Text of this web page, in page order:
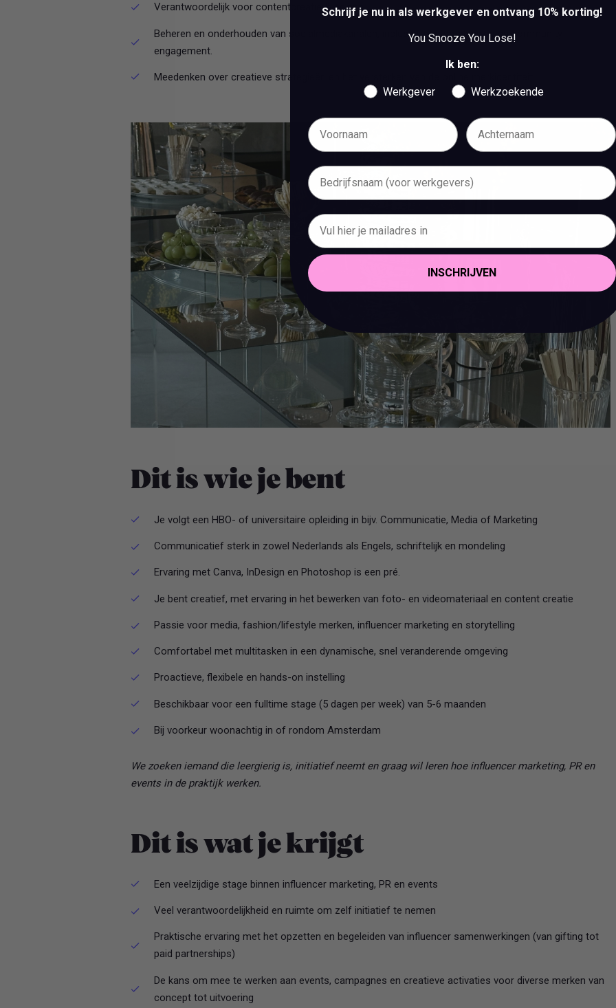
Verantwoordelijk voor contentcreatie & editing
Beheren en onderhouden van socialmediakanalen, inclusief contentplanning en community
engagement.
Meedenken over creatieve strategieën en het versterken van de online merkidentiteit.
Dit is wie je bent
Je volgt een HBO- of universitaire opleiding in bijv. Communicatie, Media of Marketing
Communicatief sterk in zowel Nederlands als Engels, schriftelijk en mondeling
Ervaring met Canva, InDesign en Photoshop is een pré.
Je bent creatief, met ervaring in het bewerken van foto- en videomateriaal en content creatie
Passie voor media, fashion/lifestyle merken, influencer marketing en storytelling
Comfortabel met multitasken in een dynamische, snel veranderende omgeving
Proactieve, flexibele en hands-on instelling
Beschikbaar voor een fulltime stage (5 dagen per week) van 5-6 maanden
Bij voorkeur woonachtig in of rondom Amsterdam
We zoeken iemand die leergierig is, initiatief neemt en graag wil leren hoe influencer marketing, PR en
events in de praktijk werken.
Dit is wat je krijgt
Een veelzijdige stage binnen influencer marketing, PR en events
Veel verantwoordelijkheid en ruimte om zelf initiatief te nemen
Praktische ervaring met het opzetten en begeleiden van influencer samenwerkingen (van gifting tot
paid partnerships)
De kans om mee te werken aan events, campagnes en creatieve activaties voor diverse merken van
concept tot uitvoering
Schrijf je nu in als werkgever en ontvang 10% korting!
You Snooze You Lose!
Ik ben:
Werkgever Werkzoekende
INSCHRIJVEN